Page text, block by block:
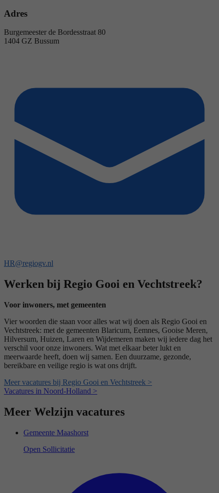
Adres
Burgemeester de Bordesstraat 80
1404 GZ Bussum
HR@regiogv.nl
Werken bij Regio Gooi en Vechtstreek?
Voor inwoners, met gemeenten
Vier woorden die staan voor alles wat wij doen als Regio Gooi en
Vechtstreek: met de gemeenten Blaricum, Eemnes, Gooise Meren,
Hilversum, Huizen, Laren en Wijdemeren maken wij iedere dag het
verschil voor onze inwoners. Wat met elkaar beter lukt en
meerwaarde heeft, doen wij samen. Een duurzame, gezonde,
bereikbare en veilige regio is wat ons drijft.
Meer vacatures bij Regio Gooi en Vechtstreek >
Vacatures in Noord-Holland >
Meer Welzijn vacatures
Gemeente Maashorst
Open Sollicitatie